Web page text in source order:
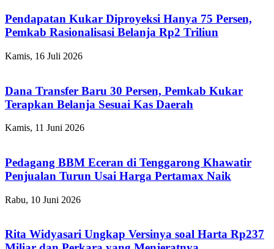
Pendapatan Kukar Diproyeksi Hanya 75 Persen,
Pemkab Rasionalisasi Belanja Rp2 Triliun
Kamis, 16 Juli 2026
Dana Transfer Baru 30 Persen, Pemkab Kukar
Terapkan Belanja Sesuai Kas Daerah
Kamis, 11 Juni 2026
Pedagang BBM Eceran di Tenggarong Khawatir
Penjualan Turun Usai Harga Pertamax Naik
Rabu, 10 Juni 2026
Rita Widyasari Ungkap Versinya soal Harta Rp237